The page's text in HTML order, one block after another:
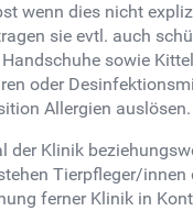
wenn dies nicht
sie evtl. auch
sowie
oder
Allergien auslösen.
der Klinik
Tierpfleger/innen
ferner Klinik in